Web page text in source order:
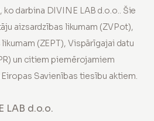
darbina DIVINE LAB d.o.o.. Šie
aizsardzības likumam (ZVPot),
(ZEPT), Vispārīgajai datu
un citiem piemērojamiem
Savienības tiesību aktiem.
LAB d.o.o.